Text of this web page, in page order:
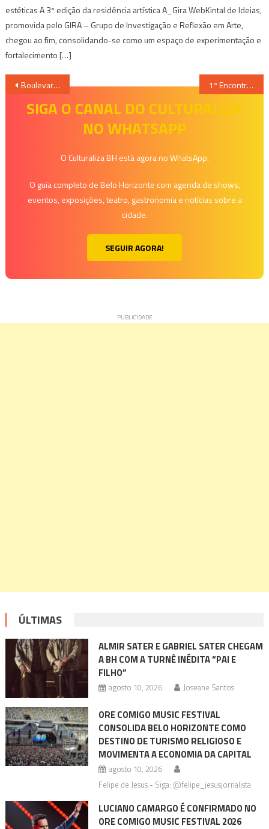
estéticas A 3ª edição da residência artística A_Gira WebKintal de Ideias,
promovida pelo GIRA – Grupo de Investigação e Reflexão em Arte,
chegou ao fim, consolidando-se como um espaço de experimentação e
fortalecimento […]
Navegação
Boulevard Kids ensina criançada a fazer brinquedos com materiais recicláveis 1º Encontro de Tênis de Rodinha neste domingo
SIGA O CANAL DO CULTURALIZA
NO WHATSAPP
O Culturaliza BH está agora no WhatsApp.
O guia completo de Belo Horizonte com agenda de shows,
eventos, exposições, teatro, gastronomia e notícias sobre a
cidade.
SEGUIR AGORA!
ÚLTIMAS
ALMIR SATER E GABRIEL SATER CHEGAM
A BH COM A TURNÊ INÉDITA “PAI E
FILHO”
agosto 10, 2026 Joseane Santos
ORE COMIGO MUSIC FESTIVAL
CONSOLIDA BELO HORIZONTE COMO
DESTINO DE TURISMO RELIGIOSO E
MOVIMENTA A ECONOMIA DA CAPITAL
agosto 10, 2026
Felipe de Jesus - Siga: @felipe_jesusjornalista
LUCIANO CAMARGO É CONFIRMADO NO
ORE COMIGO MUSIC FESTIVAL 2026